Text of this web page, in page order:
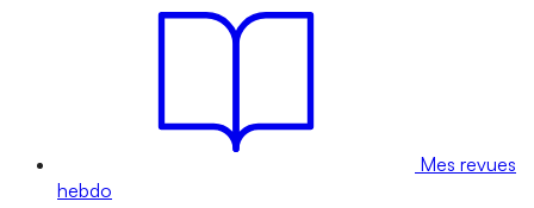
Mes revues
hebdo